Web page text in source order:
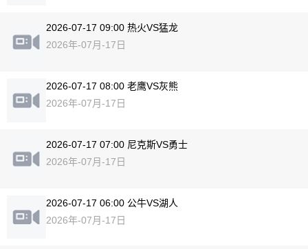
2026-07-17 09:00 热火VS猛龙
2026年-07月-17日
2026-07-17 08:00 老鹰VS灰熊
2026年-07月-17日
2026-07-17 07:00 尼克斯VS勇士
2026年-07月-17日
2026-07-17 06:00 公牛VS湖人
2026年-07月-17日